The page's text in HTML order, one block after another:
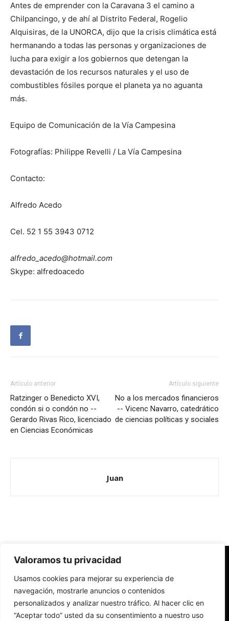
Valoramos tu privacidad
Usamos cookies para mejorar su experiencia de
navegación, mostrarle anuncios o contenidos
personalizados y analizar nuestro tráfico. Al hacer clic en
“Aceptar todo” usted da su consentimiento a nuestro uso
Antes de emprender con la Caravana 3 el camino a
Chilpancingo, y de ahí al Distrito Federal, Rogelio
Alquisiras, de la UNORCA, dijo que la crisis climática está
hermanando a todas las personas y organizaciones de
lucha para exigir a los gobiernos que detengan la
devastación de los recursos naturales y el uso de
combustibles fósiles porque el planeta ya no aguanta
más.
Equipo de Comunicación de la Vía Campesina
Fotografías: Philippe Revelli / La Vía Campesina
Contacto:
Alfredo Acedo
Cel. 52 1 55 3943 0712
alfredo_acedo@hotmail.com
Skype: alfredoacedo
Artículo anterior
Ratzinger o Benedicto XVI,
condón si o condón no --
Gerardo Rivas Rico, licenciado
en Ciencias Económicas
Artículo siguiente
No a los mercados financieros
-- Vicenc Navarro, catedrático
de ciencias políticas y sociales
Juan
Redes Cristianas
Una mirada alternativa sobre la Iglesia católica y la sociedad
- Colectivos de Redes Cristianas